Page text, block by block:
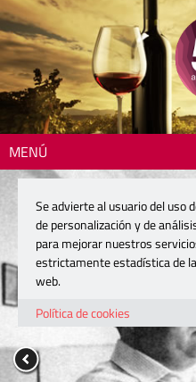
MENÚ
Se advierte al usuario del uso
de personalización y de
para mejorar nuestros
estrictamente estadística de
web.
Política de cookies